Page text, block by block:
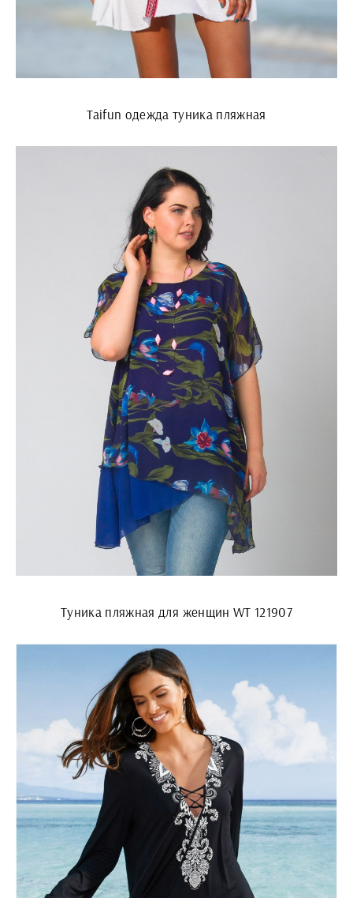
Taifun одежда туника пляжная
Туника пляжная для женщин WT 121907